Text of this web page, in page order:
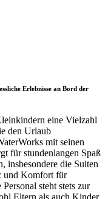
Erlebnisse an Bord der
eine Vielzahl
den Urlaub
mit seinen
für stundenlangen Spaß
insbesondere die Suiten
und Komfort für
steht stets zur